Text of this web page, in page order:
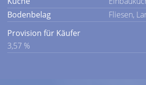
Bodenbelag
Fliesen,
Provision für Käufer
3,57 %